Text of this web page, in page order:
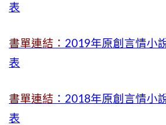
表
書單連結： 2019年原創言情小
表
書單連結 ：2018年原創言情小
表